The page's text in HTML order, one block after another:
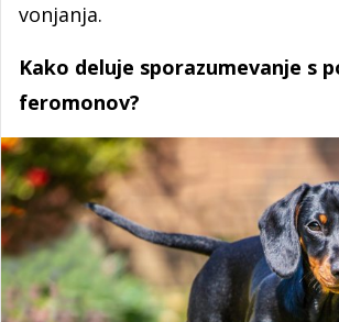
vonjanja.
Kako deluje sporazumevanje s
feromonov?